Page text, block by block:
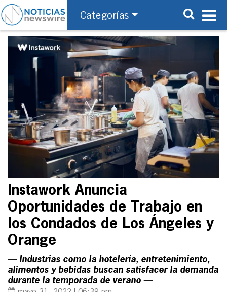
Categorías
Instawork Anuncia
Oportunidades de Trabajo en
los Condados de Los Ángeles y
Orange
— Industrias como la hotelería, entretenimiento,
alimentos y bebidas buscan satisfacer la demanda
durante la temporada de verano —